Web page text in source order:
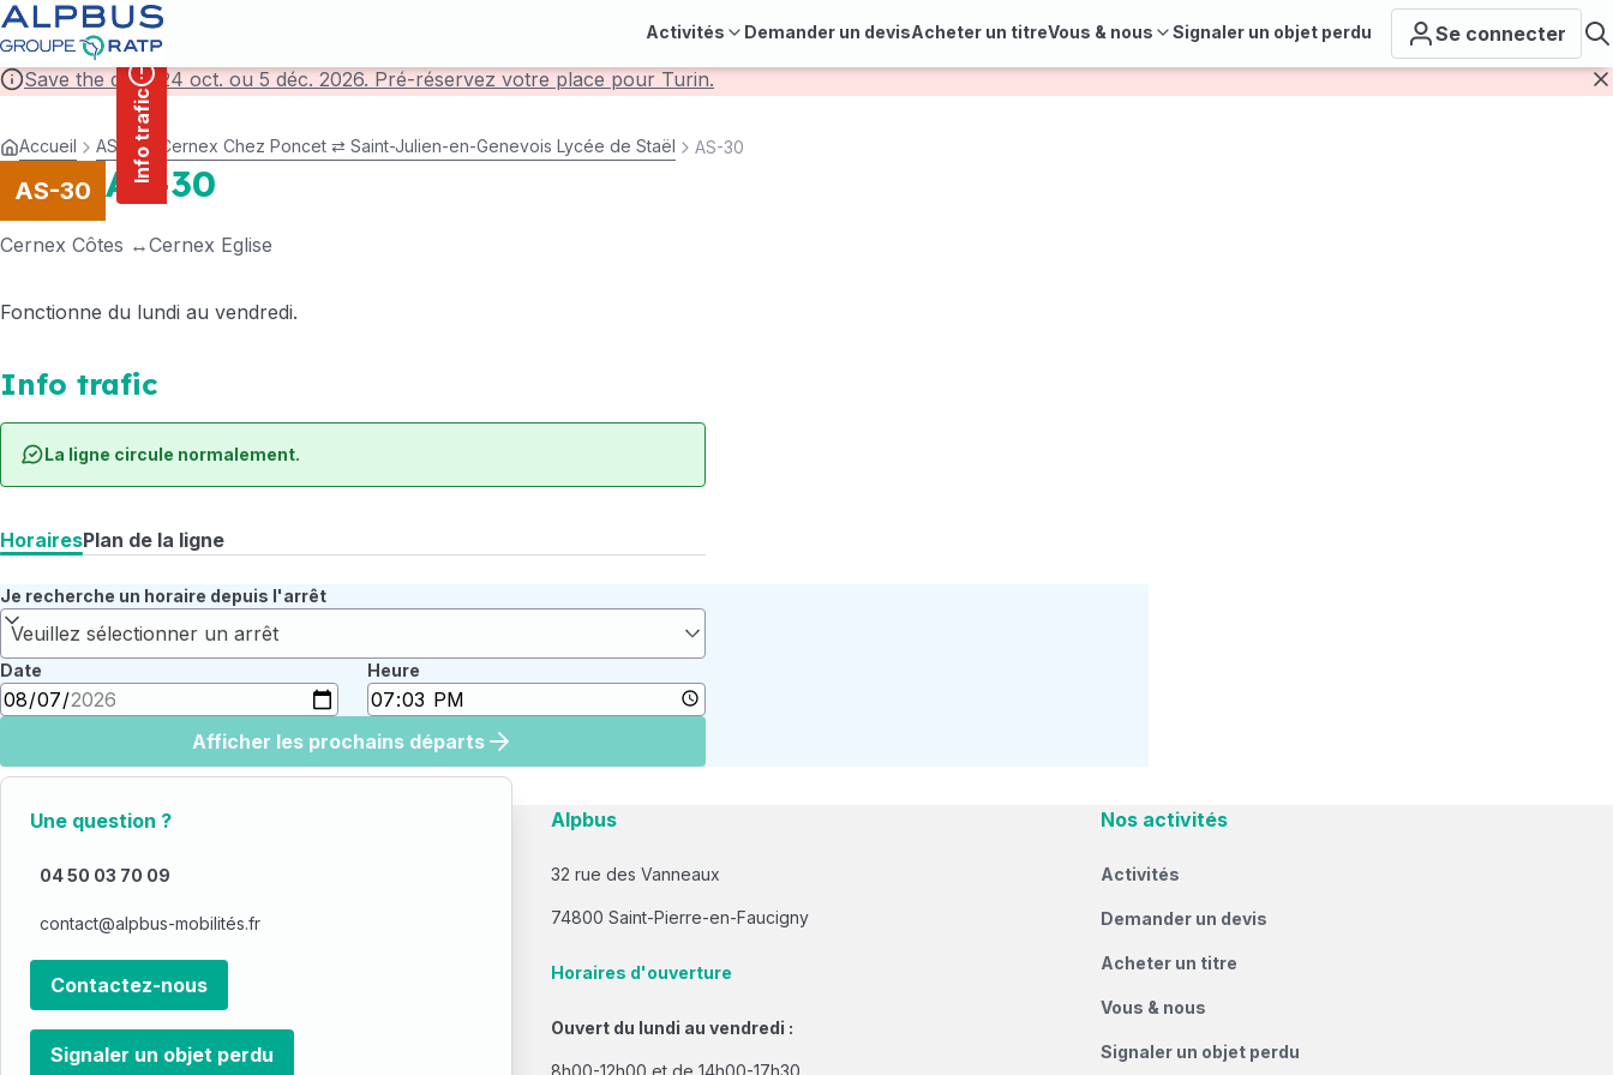
principal
Activités Demander un devisAcheter un titreVous & nous Signaler un objet perdu
Se connecter
Save the date! 24 oct. ou 5 déc. 2026. Pré-réservez votre place pour Turin.
Info trafic
Accueil AS-272 Cernex Chez Poncet ⇄ Saint-Julien-en-Genevois Lycée de Staël AS-30
AS-30 AS-30
Cernex Côtes Cernex Eglise
Fonctionne du lundi au vendredi.
Info trafic
La ligne circule normalement.
HorairesPlan de la ligne
Je recherche un horaire depuis l'arrêt
Veuillez sélectionner un arrêt
Date Heure
Afficher les prochains départs
Une question ?
04 50 03 70 09
contact@alpbus-mobilités.fr
Contactez-nous
Signaler un objet perdu
Alpbus
32 rue des Vanneaux
74800 Saint-Pierre-en-Faucigny
Horaires d'ouverture
Ouvert du lundi au vendredi :
8h00-12h00 et de 14h00-17h30
Nos activités
Activités
Demander un devis
Acheter un titre
Vous & nous
Signaler un objet perdu
Panneau de gestion des cookies